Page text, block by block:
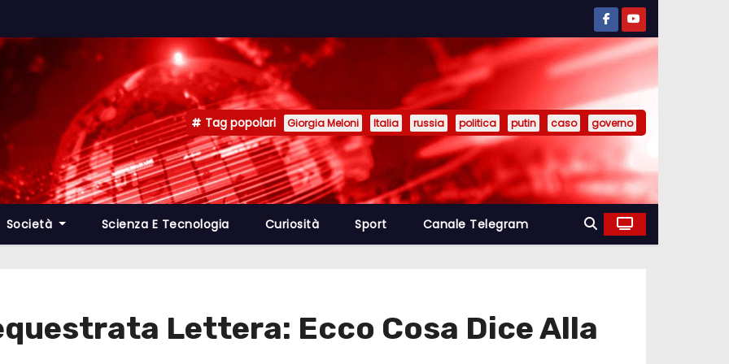
Tag popolari Giorgia Meloni Italia russia politica putin caso governo
Società Scienza E Tecnologia Curiosità Sport Canale Telegram
Lettera: Ecco Cosa Dice Alla